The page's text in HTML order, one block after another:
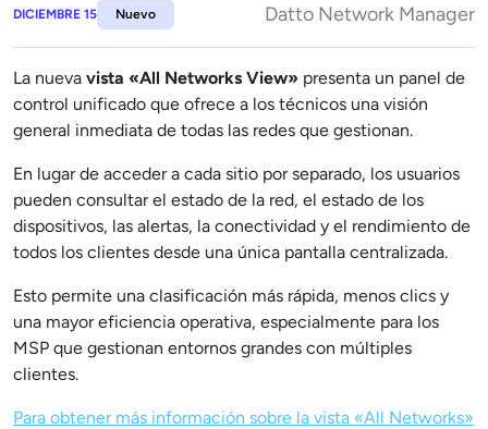
DICIEMBRE 15 Nuevo Datto Network Manager
La nueva vista «All Networks View» presenta un panel de
control unificado que ofrece a los técnicos una visión
general inmediata de todas las redes que gestionan.
En lugar de acceder a cada sitio por separado, los usuarios
pueden consultar el estado de la red, el estado de los
dispositivos, las alertas, la conectividad y el rendimiento de
todos los clientes desde una única pantalla centralizada.
Esto permite una clasificación más rápida, menos clics y
una mayor eficiencia operativa, especialmente para los
MSP que gestionan entornos grandes con múltiples
clientes.
Para obtener más información sobre la vista «All Networks»